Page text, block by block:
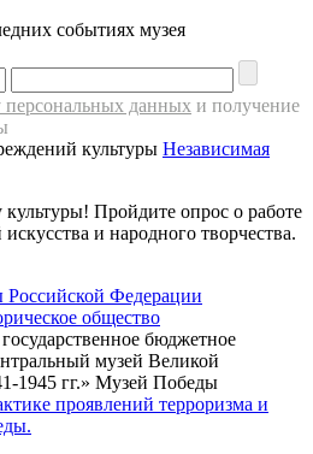
событиях музея
персональных данных и получение
культуры Независимая
Пройдите опрос о работе
и народного творчества.
бюджетное
музей Великой
1945 гг.» Музей Победы
проявлений терроризма и